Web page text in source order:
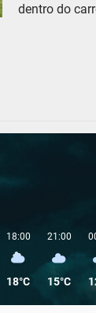
dentro do
18:00
18°C
21:00
15°C